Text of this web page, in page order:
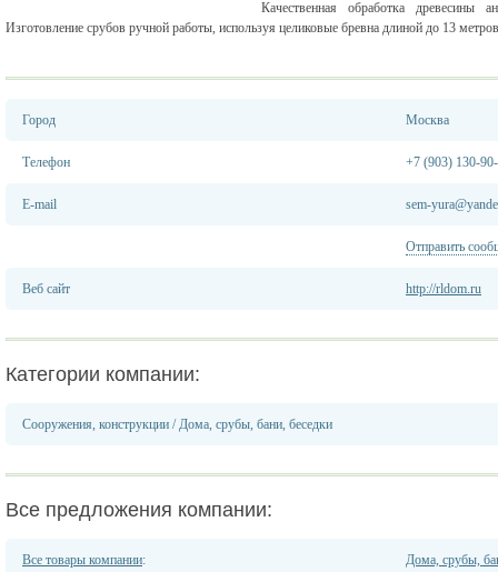
Качественная обработка древесины
Изготовление срубов ручной работы, используя целиковые бревна длиной до 13
Город Москва
Телефон +7 (903) 130-
E-mail sem-
Отправить
Веб сайт http://rldom.ru
Категории компании:
Сооружения, конструкции /Дома, срубы, бани, беседки
Все предложения компании:
Все товары компании: Дома, срубы,